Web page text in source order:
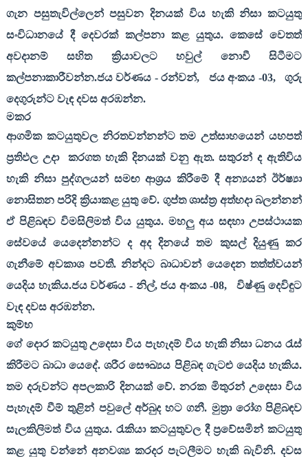
ගැන පසුතැවිල්ලෙන් පසුවන දිනයක් විය හැකි නිසා කටයුතු
සංවිධානයේ දී දෙවරක් කල්පනා කළ යුතුය. කෙසේ වෙතත්
අවදානම් සහිත ක්‍රියාවලට හවුල් නොවී සිටීමට
කල්පනාකාරීවන්න.ජය වර්ණය - රන්වන්, ජය අංකය -03,
ගුරු
දෙගුරුන්ට වැඳ දවස අරඹන්න.
මකර
ආගමික කටයුතුවල නිරතවන්නන්ට තම උත්සාහයෙන් යහපත්
ප්‍රතිඵල උදා
කරගත හැකි දිනයක් වනු ඇත. සතුරන් ද ඇතිවිය
හැකි නිසා පුද්ගලයන් සමඟ ආශ්‍රය කිරීමේ දී අන්‍යයන් ඊර්ෂ්‍යා
නොසිතන පරිදි ක්‍රියාකළ යුතු වේ. ගුප්ත ශාස්ත්‍ර අත්හදා බලන්නන්
ඒ පිළිබඳව විමසිලිමත් විය යුතුය. මහලු අය සඳහා උපස්ථායක
සේවයේ යෙදෙන්නන්ට ද අද දිනයේ තම කුසල් දියුණු කර
ගැනීමේ අවකාශ පවතී. නින්දට බාධාවන් යෙදෙන තත්ත්වයන්
යෙදිය හැකිය.ජය වර්ණය - නිල්,ජය අංකය -08,
විෂ්ණු දෙවිඳුට
වැඳ දවස අරඹන්න.
කුම්භ
ගේ දොර කටයුතු උදෙසා විය පැහැදම් විය හැකි නිසා ධනය රැස්
කිරීමට බාධා යෙදේ. ශරීර සෞඛ්‍යය පිළිබඳ ගැටළු යෙදිය හැකිය.
තම දරුවන්ට අපලකාරි දිනයක් වේ. නරක මිතුරන් උදෙසා විය
පැහැදම් වීම් තුළින් පවුලේ අර්බුද හට ගනී. මුත්‍රා රෝග පිළිබඳව
සැලකිලිමත් විය යුතුය. රැකියා කටයුතුවල දී ප්‍රවේසමින් ‍කටයුතු
කළ යුතු වන්නේ අනවශ්‍ය කරදර පැටලීමට හැකි බැවිනි. දවස